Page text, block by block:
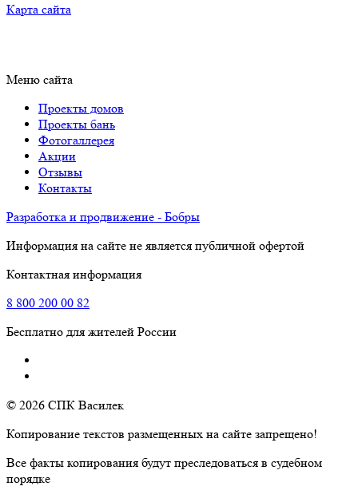
Карта сайта
Меню сайта
Проекты домов
Проекты бань
Фотогаллерея
Акции
Отзывы
Контакты
Разработка и продвижение - Бобры
Информация на сайте не является публичной офертой
Контактная информация
8 800 200 00 82
Бесплатно для жителей России
© 2026 СПК Василек
Копирование текстов размещенных на сайте запрещено!
Все факты копирования будут преследоваться в судебном
порядке